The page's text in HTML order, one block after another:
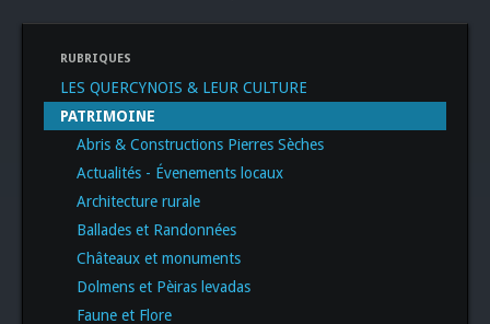
RUBRIQUES
LES QUERCYNOIS & LEUR CULTURE
PATRIMOINE
Abris & Constructions Pierres Sèches
Actualités - Évenements locaux
Architecture rurale
Ballades et Randonnées
Châteaux et monuments
Dolmens et Pèiras levadas
Faune et Flore